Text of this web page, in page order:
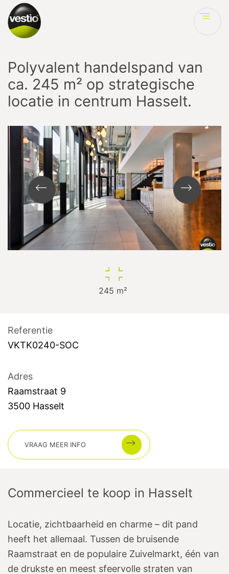
Polyvalent handelspand van
ca. 245 m² op strategische
locatie in centrum Hasselt.
245 m²
Referentie
VKTK0240-SOC
Adres
Raamstraat 9
3500 Hasselt
VRAAG MEER INFO
Commercieel te koop in Hasselt
Locatie, zichtbaarheid en charme – dit pand
heeft het allemaal. Tussen de bruisende
Raamstraat en de populaire Zuivelmarkt, één van
de drukste en meest sfeervolle straten van